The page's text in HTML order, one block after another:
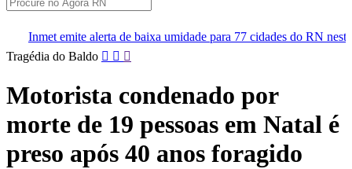
de baixa umidade para 77 cidades do RN neste sábado
Polícia
Pular
para
conteúdo
Tragédia do Baldo
Motorista condenado por
morte de 19 pessoas em Natal é
preso após 40 anos foragido